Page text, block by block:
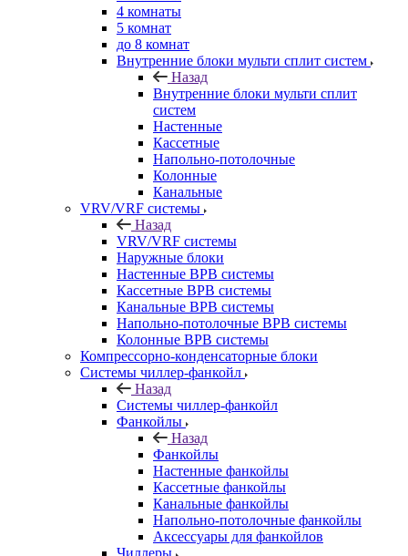
4 комнаты
5 комнат
до 8 комнат
Внутренние блоки мульти сплит систем
Назад
Внутренние блоки мульти сплит
систем
Настенные
Кассетные
Напольно-потолочные
Колонные
Канальные
VRV/VRF системы
Назад
VRV/VRF системы
Наружные блоки
Настенные ВРВ системы
Кассетные ВРВ системы
Канальные ВРВ системы
Напольно-потолочные ВРВ системы
Колонные ВРВ системы
Компрессорно-конденсаторные блоки
Системы чиллер-фанкойл
Назад
Системы чиллер-фанкойл
Фанкойлы
Назад
Фанкойлы
Настенные фанкойлы
Кассетные фанкойлы
Канальные фанкойлы
Напольно-потолочные фанкойлы
Аксессуары для фанкойлов
Чиллеры